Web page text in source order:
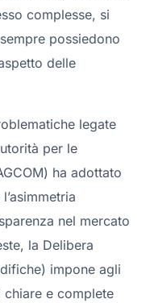
complesse, si
possiedono
delle
legate
per le
ha adottato
nel mercato
la Delibera
impone agli
e complete